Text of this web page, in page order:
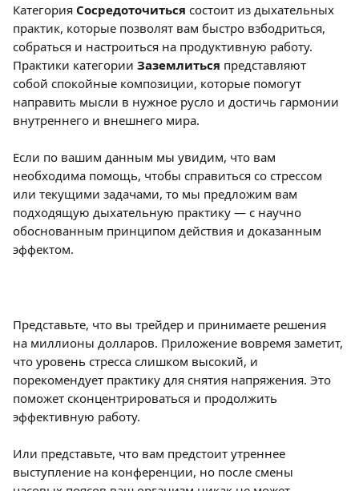
Категория Сосредоточиться состоит из дыхательных
практик, которые позволят вам быстро взбодриться,
собраться и настроиться на продуктивную работу.
Практики категории Заземлиться представляют
собой спокойные композиции, которые помогут
направить мысли в нужное русло и достичь гармонии
внутреннего и внешнего мира.
Если по вашим данным мы увидим, что вам
необходима помощь, чтобы справиться со стрессом
или текущими задачами, то мы предложим вам
подходящую дыхательную практику — с научно
обоснованным принципом действия и доказанным
эффектом.
Представьте, что вы трейдер и принимаете решения
на миллионы долларов. Приложение вовремя заметит,
что уровень стресса слишком высокий, и
порекомендует практику для снятия напряжения. Это
поможет сконцентрироваться и продолжить
эффективную работу.
Или представьте, что вам предстоит утреннее
выступление на конференции, но после смены